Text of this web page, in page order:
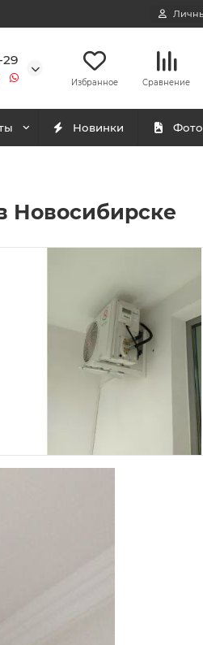
29
Избранное Сравнение
Новинки
Новосибирске